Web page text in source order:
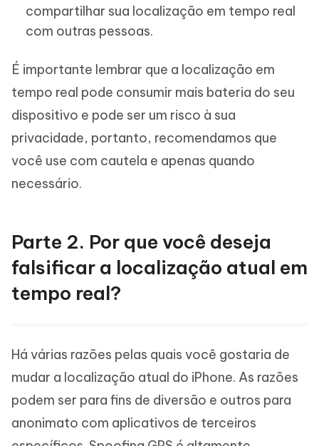
compartilhar sua localização em tempo real
com outras pessoas.
É importante lembrar que a localização em
tempo real pode consumir mais bateria do seu
dispositivo e pode ser um risco à sua
privacidade, portanto, recomendamos que
você use com cautela e apenas quando
necessário.
Parte 2. Por que você deseja
falsificar a localização atual em
tempo real?
Há várias razões pelas quais você gostaria de
mudar a localização atual do iPhone. As razões
podem ser para fins de diversão e outros para
anonimato com aplicativos de terceiros